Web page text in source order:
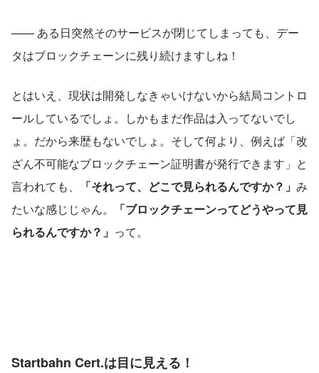
—— ある日突然そのサービスが閉じてしまっても、デー
タはブロックチェーンに残り続けますしね！
とはいえ、現状は開発しなきゃいけないから結局コントロ
ールしているでしょ。しかもまだ作品は入ってないでし
ょ。だから来歴もないでしょ。そして何より、例えば「改
ざん不可能なブロックチェーン証明書が発行できます」と
言われても、
「それって、どこで見られるんですか？」 み
たいな感じじゃん。
「ブロックチェーンってどうやって見
られるんですか？」 って。
Startbahn Cert.は目に見える！